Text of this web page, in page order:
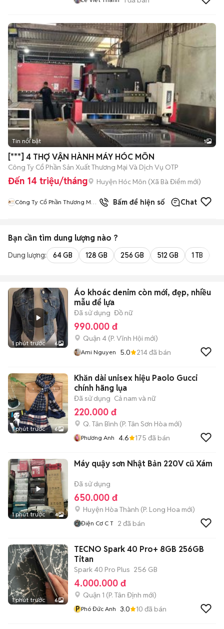
Tin nổi bật 1
[***] 4 THỢ VẬN HÀNH MÁY HÓC MÔN
Công Ty Cổ Phần Sản Xuất Thương Mại Và Dịch Vụ OTP
Đến 14 triệu/tháng Huyện Hóc Môn (Xã Bà Điểm mới)
Công Ty Cổ Phần Thương Mại
Bấm để hiện số Chat
Bạn cần tìm dung lượng nào ?
Dung lượng: 64 GB 128 GB 256 GB 512 GB 1 TB
1 phút trước 6
Áo khoác denim còn mới, đẹp, nhiều
mẫu để lựa
Đã sử dụng Đồ nữ
990.000 đ
Quận 4 (P. Vĩnh Hội mới)
Ami Nguyen 5.0 214đã bán
1 phút trước 6
Khăn dài unisex hiệu Paolo Gucci
chính hãng lụa
Đã sử dụng Cả nam và nữ
220.000 đ
Q. Tân Bình (P. Tân Sơn Hòa mới)
Phương Anh 4.6 175 đã bán
1 phút trước 4
Máy quậy sơn Nhật Bản 220V cũ Xám
Đã sử dụng
650.000 đ
Huyện Hòa Thành (P. Long Hoa mới)
Điện Cơ C T 2 đã bán
1 phút trước 6
TECNO Spark 40 Pro+ 8GB 256GB
Titan
Spark 40 Pro Plus 256 GB
4.000.000 đ
Quận 1 (P. Tân Định mới)
P Phó Đức Anh 3.0 10 đã bán